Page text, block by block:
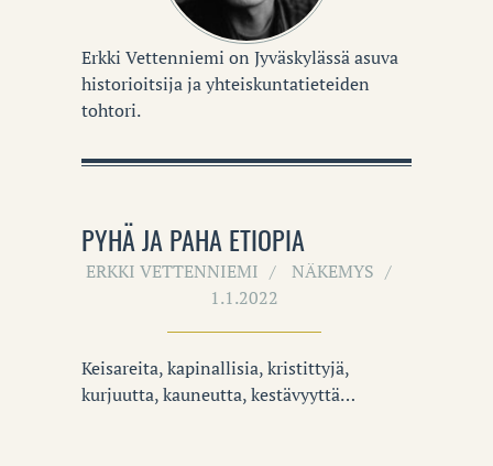
Erkki Vettenniemi on Jyväskylässä asuva
historioitsija ja yhteiskuntatieteiden
tohtori.
PYHÄ JA PAHA ETIOPIA
ERKKI VETTENNIEMI
NÄKEMYS
1.1.2022
Keisareita, kapinallisia, kristittyjä,
kurjuutta, kauneutta, kestävyyttä…